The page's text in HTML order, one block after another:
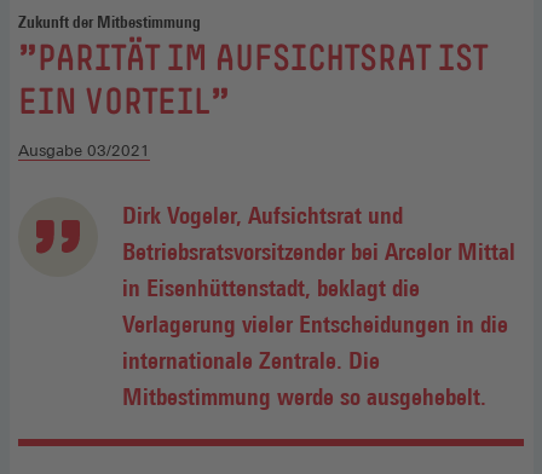
Zukunft der Mitbestimmung
:
"PARITÄT IM AUFSICHTSRAT IST
EIN VORTEIL"
Ausgabe 03/2021
Dirk Vogeler, Aufsichtsrat und
Betriebsratsvorsitzender bei Arcelor Mittal
in Eisenhüttenstadt, beklagt die
Verlagerung vieler Entscheidungen in die
internationale Zentrale. Die
Mitbestimmung werde so ausgehebelt.